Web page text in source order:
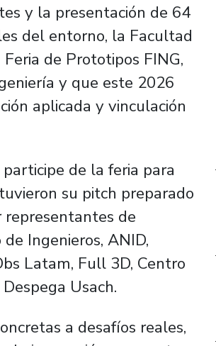
y la presentación de 64
del entorno, la Facultad
de Prototipos FING,
y que este 2026
aplicada y vinculación
de la feria para
su pitch preparado
de
Ingenieros, ANID,
Latam, Full 3D, Centro
Usach.
a desafíos reales,